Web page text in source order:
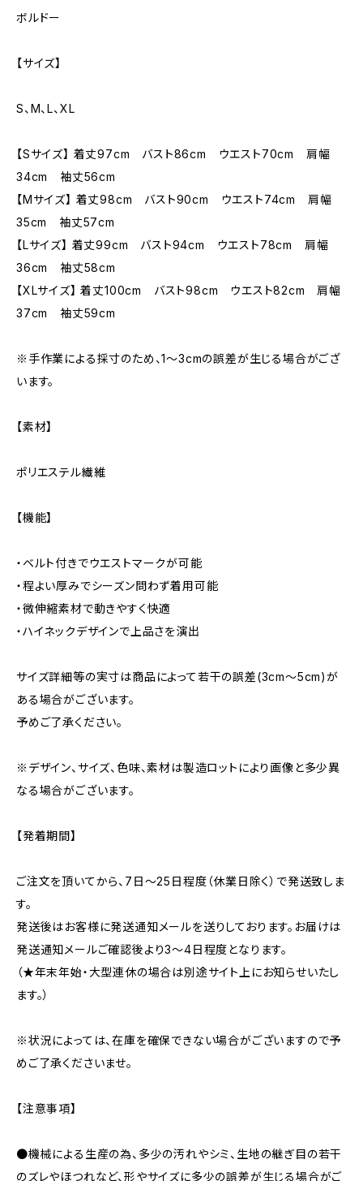
ボルドー
【サイズ】
S、M、L、XL
【Sサイズ】 着丈97cm バスト86cm ウエスト70cm 肩幅
34cm 袖丈56cm
【Mサイズ】 着丈98cm バスト90cm ウエスト74cm 肩幅
35cm 袖丈57cm
【Lサイズ】 着丈99cm バスト94cm ウエスト78cm 肩幅
36cm 袖丈58cm
【XLサイズ】 着丈100cm バスト98cm ウエスト82cm 肩幅
37cm 袖丈59cm
※手作業による採寸のため、1〜3cmの誤差が生じる場合がござ
います。
【素材】
ポリエステル繊維
【機能】
・ベルト付きでウエストマークが可能
・程よい厚みでシーズン問わず着用可能
・微伸縮素材で動きやすく快適
・ハイネックデザインで上品さを演出
サイズ詳細等の実寸は商品によって若干の誤差(3cm〜5cm)が
ある場合がございます。
予めご了承ください。
※デザイン、サイズ、色味、素材は製造ロットにより画像と多少異
なる場合がございます。
【発着期間】
ご注文を頂いてから、7日〜25日程度（休業日除く）で発送致しま
す。
発送後はお客様に発送通知メールを送りしております。お届けは
発送通知メールご確認後より3〜4日程度となります。
（★年末年始・大型連休の場合は別途サイト上にお知らせいたし
ます。）
※状況によっては、在庫を確保できない場合がございますので予
めご了承くださいませ。
【注意事項】
●機械による生産の為、多少の汚れやシミ、生地の継ぎ目の若干
のズレやほつれなど、形やサイズに多少の誤差が生じる場合がご